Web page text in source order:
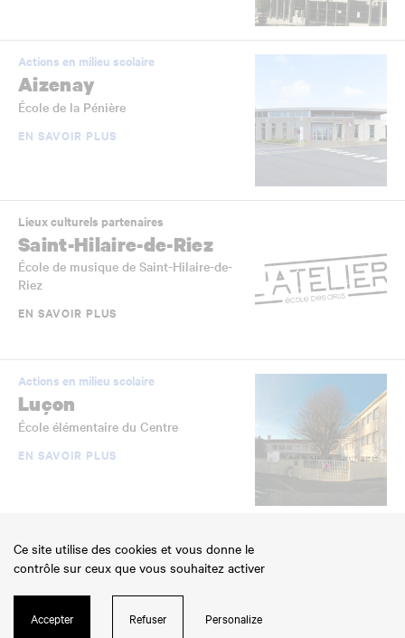
Actions en milieu scolaire
Aizenay
École de la Pénière
EN SAVOIR PLUS
Lieux culturels partenaires
Saint-Hilaire-de-Riez
École de musique de Saint-Hilaire-de-
Riez
EN SAVOIR PLUS
Actions en milieu scolaire
Luçon
École élémentaire du Centre
EN SAVOIR PLUS
Établissements scolaires jumelés
La Roche-sur-Yon
EN SAVOIR PLUS
Ce site utilise des cookies et vous donne le
contrôle sur ceux que vous souhaitez activer
Accepter Refuser Personalize